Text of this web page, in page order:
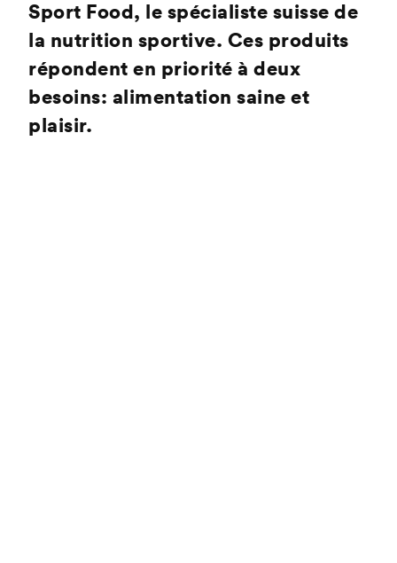
Sport Food, le spécialiste suisse de
la nutrition sportive. Ces produits
répondent en priorité à deux
besoins: alimentation saine et
plaisir.